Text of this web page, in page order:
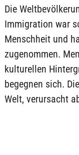
Die
Immigration war
Menschheit und
zugenommen.
kulturellen
begegnen sich.
Welt, verursacht